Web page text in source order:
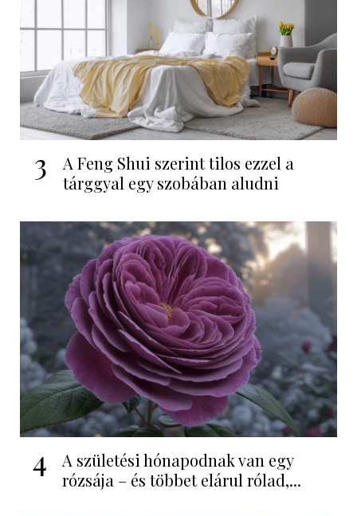
3
A Feng Shui szerint tilos ezzel a
tárggyal egy szobában aludni
4
A születési hónapodnak van egy
rózsája – és többet elárul rólad,...